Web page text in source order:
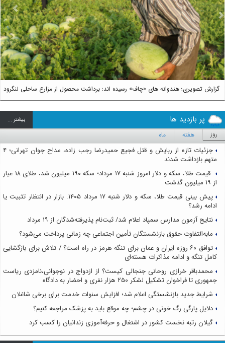
گزارش تصویری؛ هندوانه های «چاف» رسیده اند؛ برداشت محصول از مزارع ساحلی لنگرود
Next
پر بازدید ها بيشتر ...
روز هفته ماه
جزئیات تازه از ربایش و قتل فجیع حمیدرضا رجب زاده، مداح جوان تهرانی؛ ۴
متهم بازداشت شدند
قیمت طلا، سکه و دلار امروز شنبه ۱۷ مرداد؛ سکه ۱۹۰ میلیون شد، طلای ۱۸ عیار
از ۱۹ میلیون گذشت
پیش بینی قیمت طلا، سکه و دلار شنبه ۱۷ مرداد ۱۴۰۵. بازار در انتظار تثبیت یا
ادامه رشد؟
نتایج آزمون مدارس سمپاد اعلام شد/ ثبت‌نام پذیرفته‌شدگان از ۱۹ مرداد
مابه‌التفاوت حقوق بازنشستگان تأمین اجتماعی چه زمانی پرداخت می‌شود؟
توافق ۶۰ روزه ایران و عمان برای تنگه هرمز در راه است؟ / تلاش برای بازگشایی
کامل تنگه و ادامه مذاکرات هسته‌ای
محمدباقر خرازی روحانی جنجالی کیست؟ از ازدواج در نوجوانی،نامزدی ریاست
جمهوری تا فراخوان تشکیل لشکر ۲۵۰ هزار نفری و احضار به دادگاه
شرایط جدید بازنشستگی اعلام شد؛ افزایش سنوات خدمت برای برخی شاغلان
دلایل پارگی رگ خونی در چشم؛ چه موقع باید به پزشک مراجعه کنیم؟
گیلان رتبه نخست کشور در اشتغال و حرفه‌آموزی زندانیان را کسب کرد